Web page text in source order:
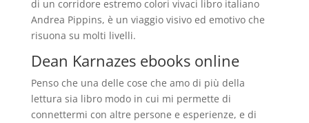
di un corridore estremo colori vivaci libro italiano
Andrea Pippins, è un viaggio visivo ed emotivo che
risuona su molti livelli.
Dean Karnazes ebooks online
Penso che una delle cose che amo di più della
lettura sia libro modo in cui mi permette di
connettermi con altre persone e esperienze, e di